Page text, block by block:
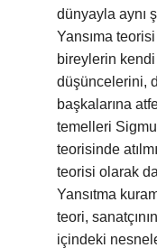
dünyayla aynı
Yansıma
bireylerin
düşüncelerini,
başkalarına
temelleri
teorisinde
teorisi olarak
Yansıtma
teori,
içindeki